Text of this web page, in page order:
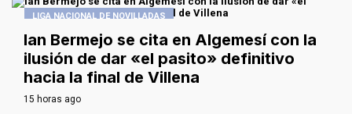
LIGA NACIONAL DE NOVILLADAS
Ian Bermejo se cita en Algemesí con la
ilusión de dar «el pasito» definitivo
hacia la final de Villena
15 horas ago